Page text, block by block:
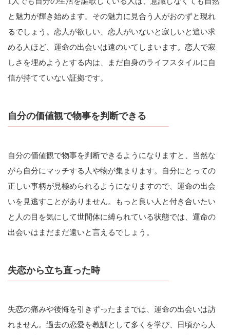
と魅力が輝き始めます。その魅力に見合う人がおのずと現れ
るでしょう。恋人が欲しい、恋人がいないと寂しいと追い求
める人ほど、運命の出会いは遠のいてしまいます。恋人で寂
しさを埋めようとする内は、まだ自身のライフスタイルに自
信が持てていない証拠です。
自分の価値観で物事を判断できる
自分の価値観で物事を判断できるようになりますと、当然な
がら自分にマッチする人や物が集まります。自分にとっての
正しい事柄が見極められるようになりますので、運命の出会
いを見逃すことがありません。もっと良い人と付き合いたい
と人の目を気にして世間体に縛られている状態では、運命の
出会いはまだまだ遠いと言えるでしょう。
失恋から立ち直った時
失恋の痛みや後悔を引きずったままでは、運命の出会いは訪
れません。過去の恋愛を教訓として多くを学び、日頃から人